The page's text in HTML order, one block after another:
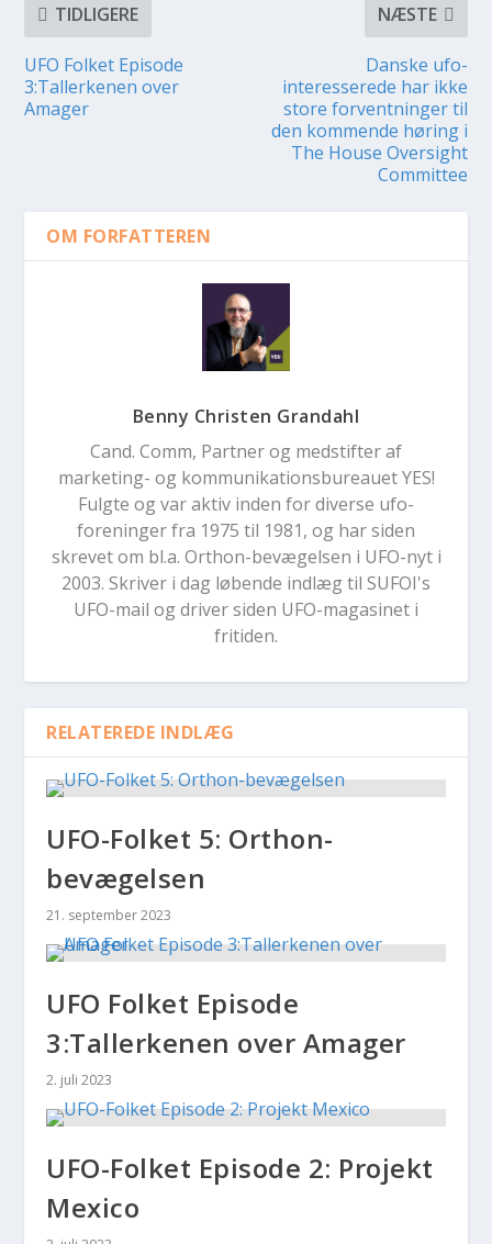
TIDLIGERE
UFO Folket Episode
3:Tallerkenen over
Amager
NÆSTE
Danske ufo-
interesserede har ikke
store forventninger til
den kommende høring i
The House Oversight
Committee
OM FORFATTEREN
Benny Christen Grandahl
Cand. Comm, Partner og medstifter af
marketing- og kommunikationsbureauet YES!
Fulgte og var aktiv inden for diverse ufo-
foreninger fra 1975 til 1981, og har siden
skrevet om bl.a. Orthon-bevægelsen i UFO-nyt i
2003. Skriver i dag løbende indlæg til SUFOI's
UFO-mail og driver siden UFO-magasinet i
fritiden.
RELATEREDE INDLÆG
UFO-Folket 5: Orthon-
bevægelsen
21. september 2023
UFO Folket Episode
3:Tallerkenen over Amager
2. juli 2023
UFO-Folket Episode 2: Projekt
Mexico